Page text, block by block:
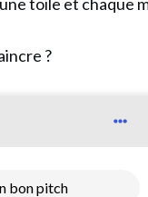
?
bon pitch